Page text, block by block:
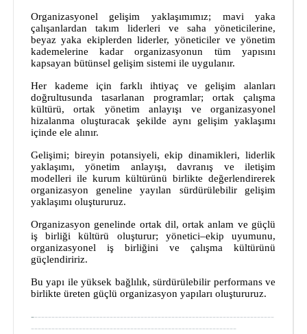
Organizasyonel gelişim yaklaşımımız; mavi yaka
çalışanlardan takım liderleri ve saha yöneticilerine,
beyaz yaka ekiplerden liderler, yöneticiler ve yönetim
kademelerine kadar organizasyonun tüm yapısını
kapsayan bütünsel gelişim sistemi ile uygulanır.
Her kademe için farklı ihtiyaç ve gelişim alanları
doğrultusunda tasarlanan programlar; ortak çalışma
kültürü, ortak yönetim anlayışı ve organizasyonel
hizalanma oluşturacak şekilde aynı gelişim yaklaşımı
içinde ele alınır.
Gelişimi; bireyin potansiyeli, ekip dinamikleri, liderlik
yaklaşımı, yönetim anlayışı, davranış ve iletişim
modelleri ile kurum kültürünü birlikte değerlendirerek
organizasyon geneline yayılan sürdürülebilir gelişim
yaklaşımı oluştururuz.
Organizasyon genelinde ortak dil, ortak anlam ve güçlü
iş birliği kültürü oluşturur; yönetici–ekip uyumunu,
organizasyonel iş birliğini ve çalışma kültürünü
güçlendiririz.
Bu yapı ile yüksek bağlılık, sürdürülebilir performans ve
birlikte üreten güçlü organizasyon yapıları oluştururuz.
-----------------------------------------------------------------------
------------------------------------------------------------